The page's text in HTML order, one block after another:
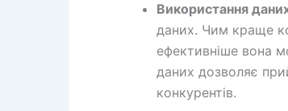
Використання
даних. Чим краще
ефективніше вона
даних дозволяє
конкурентів.